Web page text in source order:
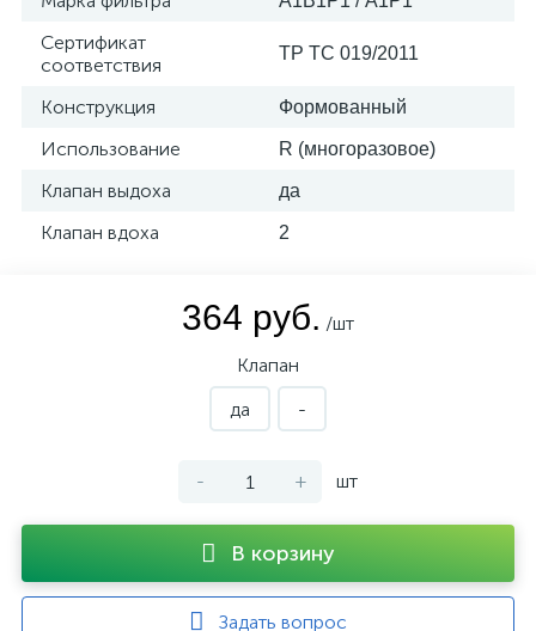
Сертификат
соответствия
ТР ТС 019/2011
Конструкция Формованный
Использование R (многоразовое)
Клапан выдоха да
Клапан вдоха 2
364 руб. /шт
Клапан
да
-
- + шт
В корзину
Задать вопрос